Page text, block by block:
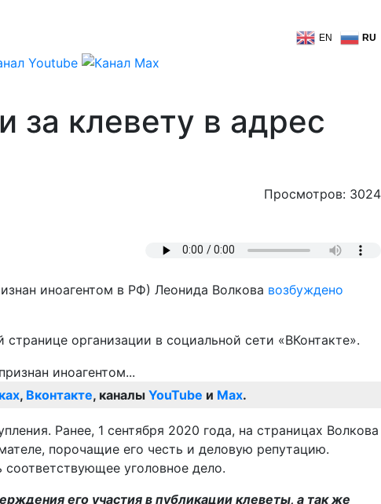
EN RU
за клевету в адрес
Просмотров: 3024
иноагентом в РФ) Леонида Волкова возбуждено
организации в социальной сети «ВКонтакте».
, Вконтакте, каналы YouTube и Max.
Ранее, 1 сентября 2020 года, на страницах Волкова
порочащие его честь и деловую репутацию.
уголовное дело.
его участия в публикации клеветы, а так же